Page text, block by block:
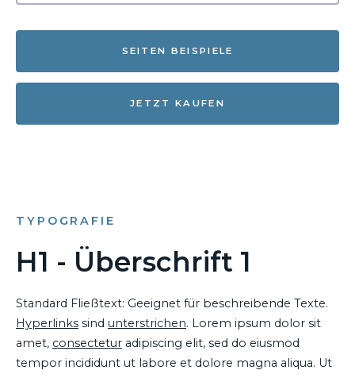
SEITEN BEISPIELE
JETZT KAUFEN
TYPOGRAFIE
H1 - Überschrift 1
Standard Fließtext: Geeignet für beschreibende Texte.
Hyperlinks sind unterstrichen. Lorem ipsum dolor sit
amet, consectetur adipiscing elit, sed do eiusmod
tempor incididunt ut labore et dolore magna aliqua. Ut